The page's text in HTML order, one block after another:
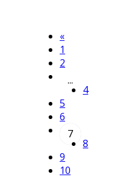
«
1
2
...
4
5
6
7
8
9
10